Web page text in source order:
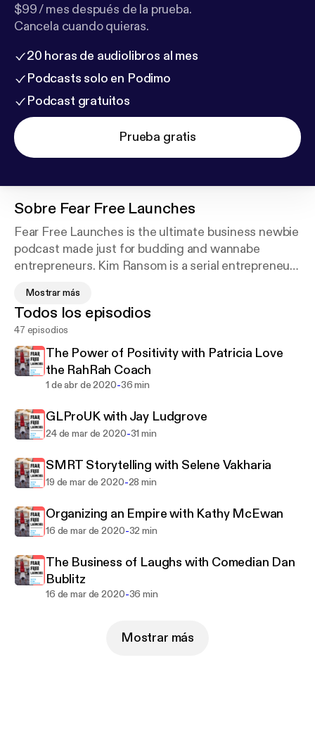
$99 / mes después de la prueba.
Cancela cuando quieras.
20 horas de audiolibros al mes
Podcasts solo en Podimo
Podcast gratuitos
Prueba gratis
Sobre Fear Free Launches
Fear Free Launches is the ultimate business newbie
podcast made just for budding and wannabe
entrepreneurs. Kim Ransom is a serial entrepreneur
successful ventures grossing seven figures and
impacting lives in the kids fitness industries. Join us
each week as she teaches valuable business
lessons packed with mindset and tactical
strategies, as well as interviews guests who will
inspire you to get past those limiting fears and
Mostrar más
Todos los episodios
47 episodios
The Power of Positivity with Patricia Love
the RahRah Coach
1 de abr de 2020-36 min
GLProUK with Jay Ludgrove
24 de mar de 2020-31 min
SMRT Storytelling with Selene Vakharia
19 de mar de 2020-28 min
Organizing an Empire with Kathy McEwan
16 de mar de 2020-32 min
The Business of Laughs with Comedian Dan
Bublitz
16 de mar de 2020-36 min
Mostrar más